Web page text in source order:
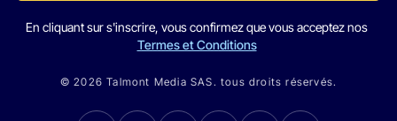
En cliquant sur s'inscrire, vous confirmez que vous acceptez nos
Termes et Conditions
© 2026 Talmont Media SAS. tous droits réservés.